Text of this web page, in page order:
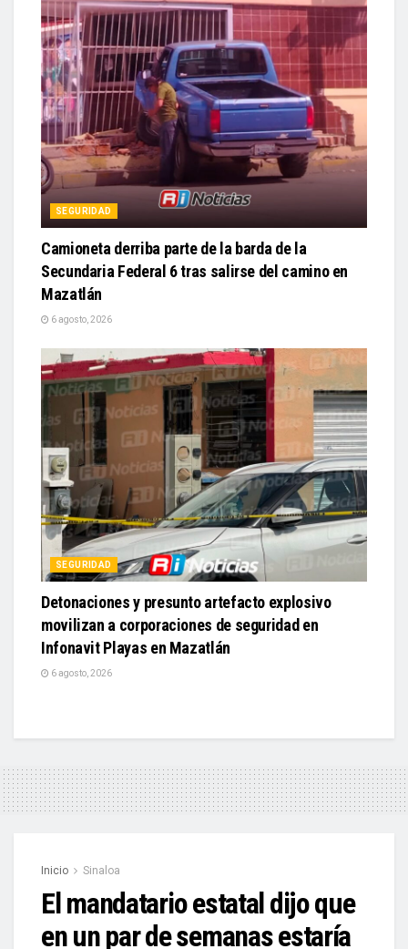
SEGURIDAD
Camioneta derriba parte de la barda de la
Secundaria Federal 6 tras salirse del camino en
Mazatlán
6 agosto, 2026
SEGURIDAD
Detonaciones y presunto artefacto explosivo
movilizan a corporaciones de seguridad en
Infonavit Playas en Mazatlán
6 agosto, 2026
Inicio Sinaloa
El mandatario estatal dijo que
en un par de semanas estaría